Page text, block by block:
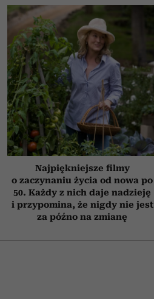
Najpiękniejsze filmy
o zaczynaniu życia od nowa po
50. Każdy z nich daje nadzieję
i przypomina, że nigdy nie jest
za późno na zmianę